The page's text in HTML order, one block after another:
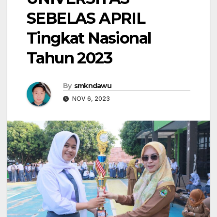
SEBELAS APRIL
Tingkat Nasional
Tahun 2023
By smkndawu
NOV 6, 2023